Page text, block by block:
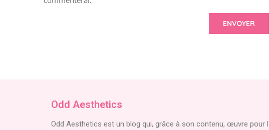
Odd Aesthetics
Odd Aesthetics est un blog qui, grâce à son contenu, œuvre pour